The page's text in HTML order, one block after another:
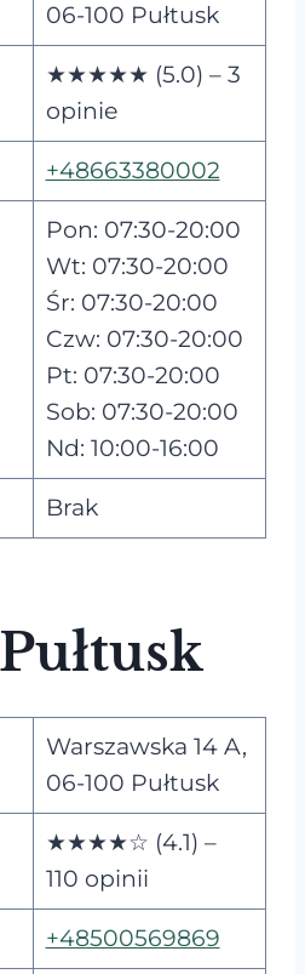
06-100 Pułtusk
★★★★★ (5.0) – 3
opinie
+48663380002
Pon: 07:30-20:00
Wt: 07:30-20:00
Śr: 07:30-20:00
Czw: 07:30-20:00
Pt: 07:30-20:00
Sob: 07:30-20:00
Nd: 10:00-16:00
Brak
Warszawska 14 A,
06-100 Pułtusk
★★★★☆ (4.1) –
110 opinii
+48500569869